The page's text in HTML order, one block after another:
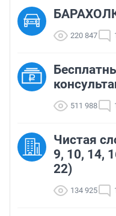
220 847
511 988
Чистая
9, 10, 14,
22)
134 925